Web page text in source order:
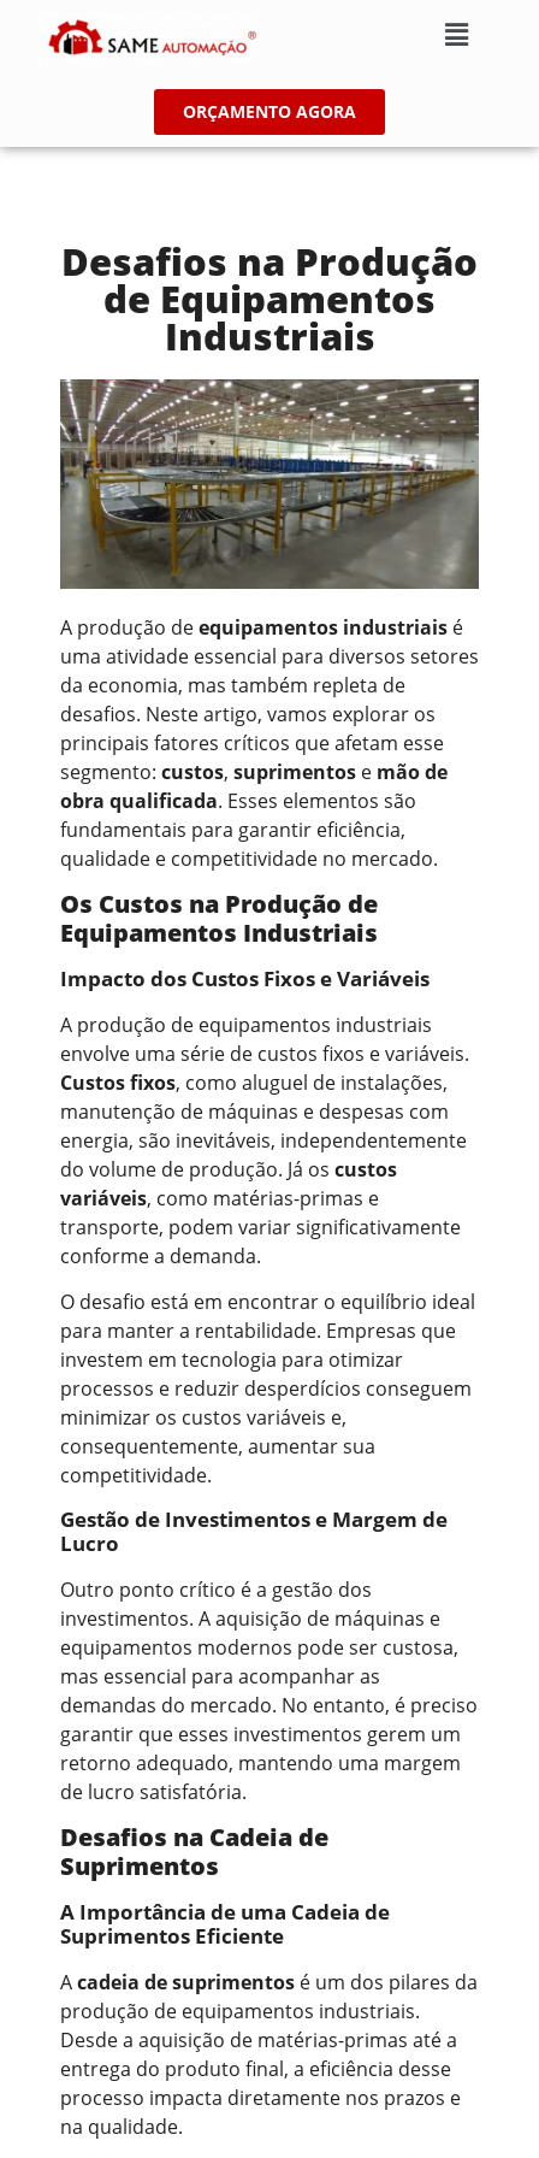
ORÇAMENTO AGORA
Desafios na Produção
de Equipamentos
Industriais
A produção deequipamentos industriais é
uma atividade essencial para diversos setores
da economia, mas também repleta de
desafios. Neste artigo, vamos explorar os
principais fatores críticos que afetam esse
segmento: custos, suprimentos e mão de
obra qualificada. Esses elementos são
fundamentais para garantir eficiência,
qualidade e competitividade no mercado.
Os Custos na Produção de
Equipamentos Industriais
Impacto dos Custos Fixos e Variáveis
A produção de equipamentos industriais
envolve uma série de custos fixos e variáveis.
Custos fixos, como aluguel de instalações,
manutenção de máquinas e despesas com
energia, são inevitáveis, independentemente
do volume de produção. Já os custos
variáveis, como matérias-primas e
transporte, podem variar significativamente
conforme a demanda.
O desafio está em encontrar o equilíbrio ideal
para manter a rentabilidade. Empresas que
investem em tecnologia para otimizar
processos e reduzir desperdícios conseguem
minimizar os custos variáveis e,
consequentemente, aumentar sua
competitividade.
Gestão de Investimentos e Margem de
Lucro
Outro ponto crítico é a gestão dos
investimentos. A aquisição de máquinas e
equipamentos modernos pode ser custosa,
mas essencial para acompanhar as
demandas do mercado. No entanto, é preciso
garantir que esses investimentos gerem um
retorno adequado, mantendo uma margem
de lucro satisfatória.
Desafios na Cadeia de
Suprimentos
A Importância de uma Cadeia de
Suprimentos Eficiente
Acadeia de suprimentos é um dos pilares da
produção de equipamentos industriais.
Desde a aquisição de matérias-primas até a
entrega do produto final, a eficiência desse
processo impacta diretamente nos prazos e
na qualidade.